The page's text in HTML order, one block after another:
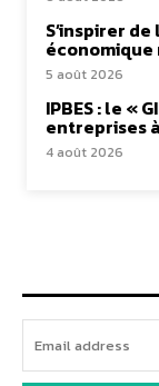
S’inspirer
5 août 2026
IPBES : le «
entreprises
4 août 2026